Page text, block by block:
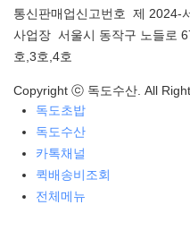
통신판매업신고번호 제 2024-
사업장 서울시 동작구 노들로
호,3호,4호
Copyright ⓒ 독도수산. All
독도초밥
독도수산
카톡채널
퀵배송비조회
전체메뉴